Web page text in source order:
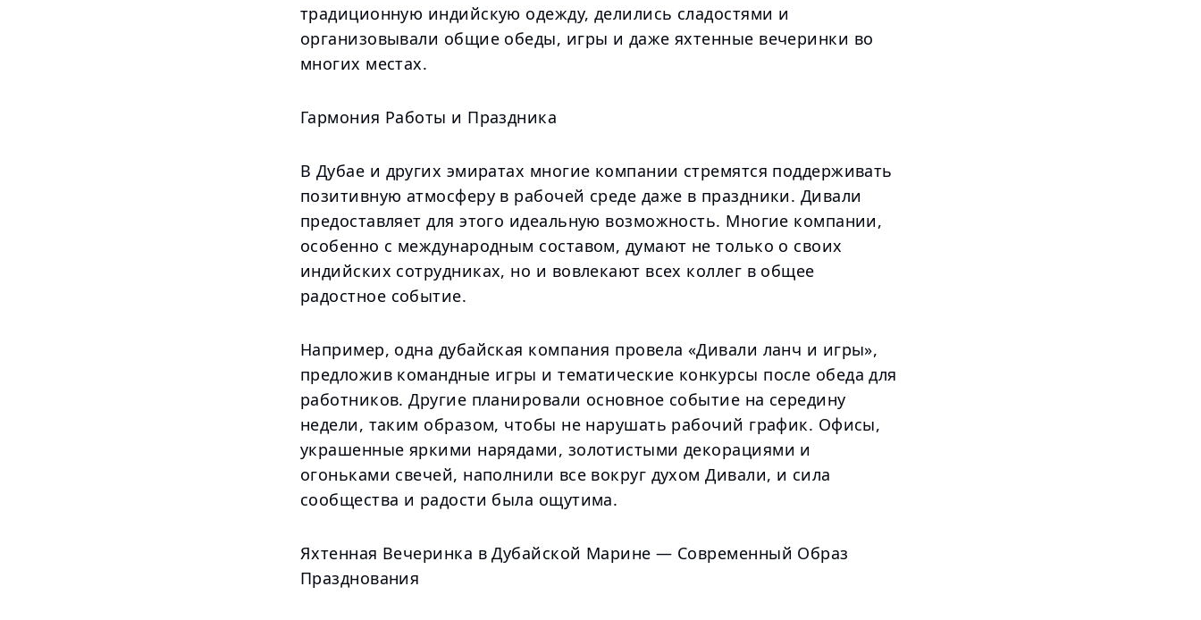
традиционную индийскую одежду, делились сладостями и
организовывали общие обеды, игры и даже яхтенные вечеринки во
многих местах.
Гармония Работы и Праздника
В Дубае и других эмиратах многие компании стремятся поддерживать
позитивную атмосферу в рабочей среде даже в праздники. Дивали
предоставляет для этого идеальную возможность. Многие компании,
особенно с международным составом, думают не только о своих
индийских сотрудниках, но и вовлекают всех коллег в общее
радостное событие.
Например, одна дубайская компания провела «Дивали ланч и игры»,
предложив командные игры и тематические конкурсы после обеда для
работников. Другие планировали основное событие на середину
недели, таким образом, чтобы не нарушать рабочий график. Офисы,
украшенные яркими нарядами, золотистыми декорациями и
огоньками свечей, наполнили все вокруг духом Дивали, и сила
сообщества и радости была ощутима.
Яхтенная Вечеринка в Дубайской Марине — Современный Образ
Празднования